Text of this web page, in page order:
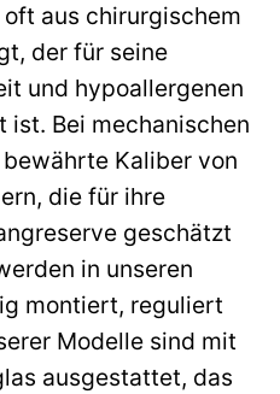
aus chirurgischem
der für seine
und hypoallergenen
ist. Bei mechanischen
Kaliber von
die für ihre
geschätzt
in unseren
montiert, reguliert
Modelle sind mit
ausgestattet, das